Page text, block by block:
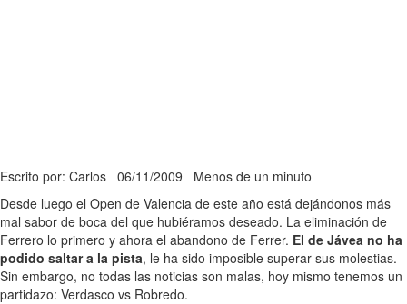
Escrito por: Carlos 06/11/2009 Menos de un minuto
Desde luego el Open de Valencia de este año está dejándonos más
mal sabor de boca del que hubiéramos deseado. La eliminación de
Ferrero lo primero y ahora el abandono de Ferrer. El de Jávea no ha
podido saltar a la pista, le ha sido imposible superar sus molestias.
Sin embargo, no todas las noticias son malas, hoy mismo tenemos un
partidazo: Verdasco vs Robredo.